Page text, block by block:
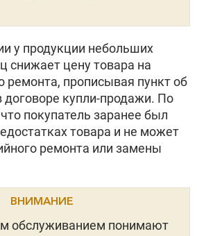
у продукции небольших
снижает цену товара на
ремонта, прописывая пункт об
договоре купли-продажи. По
покупатель заранее был
товара и не может
ремонта или замены
ВНИМАНИЕ
обслуживанием понимают